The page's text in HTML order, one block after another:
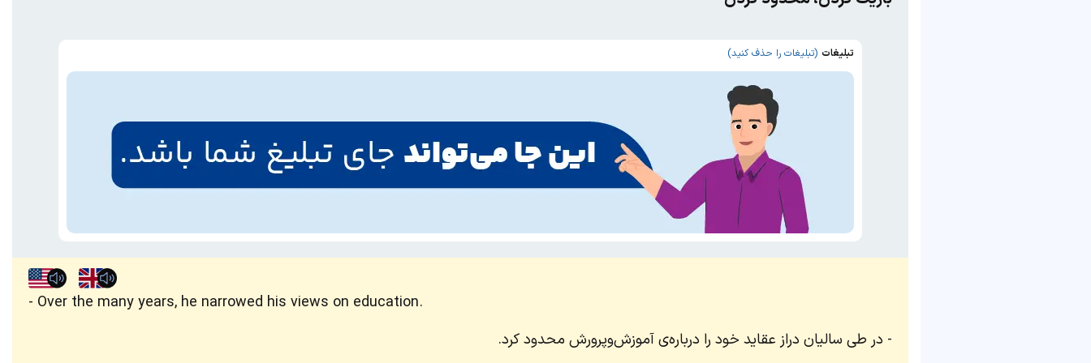
تبلیغات (تبلیغات را حذف کنید)
Over the many years, he narrowed his views on education.
در طی سالیان دراز عقاید خود را درباره‌ی آموزش‌وپرورش محدود کرد.